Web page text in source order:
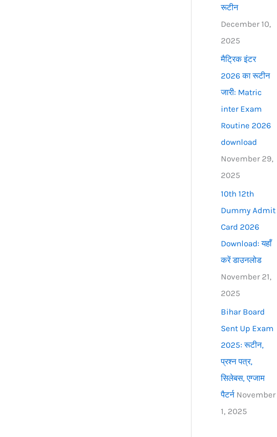
रूटीन
December 10,
2025
मैट्रिक इंटर
2026 का रूटीन
जारी: Matric
inter Exam
Routine 2026
download
November 29,
2025
10th 12th
Dummy Admit
Card 2026
Download: यहाँ
करें डाउनलोड
November 21,
2025
Bihar Board
Sent Up Exam
2025: रूटीन,
प्रश्न पत्र,
सिलेबस, एग्जाम
पैटर्न November
1, 2025